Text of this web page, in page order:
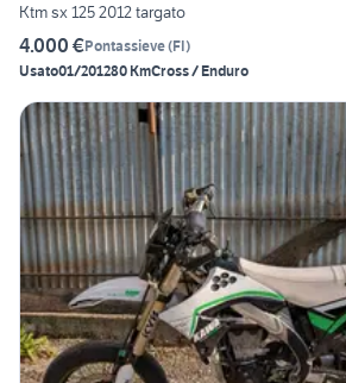
Ktm sx 125 2012 targato
4.000 €Pontassieve(FI)
Usato01/201280 KmCross / Enduro